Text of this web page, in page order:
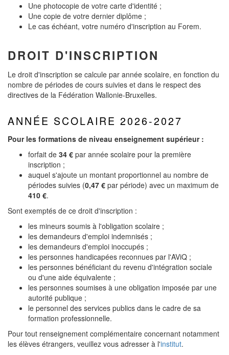
Une photocopie de votre carte d'identité ;
Une copie de votre dernier diplôme ;
Le cas échéant, votre numéro d'inscription au Forem.
DROIT D'INSCRIPTION
Le droit d'inscription se calcule par année scolaire, en fonction du
nombre de périodes de cours suivies et dans le respect des
directives de la Fédération Wallonie-Bruxelles.
ANNÉE SCOLAIRE 2026-2027
Pour les formations de niveau enseignement supérieur :
forfait de 34 € par année scolaire pour la première
inscription ;
auquel s'ajoute un montant proportionnel au nombre de
périodes suivies (0,47 € par période) avec un maximum de
410 €.
Sont exemptés de ce droit d'inscription :
les mineurs soumis à l'obligation scolaire ;
les demandeurs d'emploi indemnisés ;
les demandeurs d'emploi inoccupés ;
les personnes handicapées reconnues par l'AViQ ;
les personnes bénéficiant du revenu d'intégration sociale
ou d'une aide équivalente ;
les personnes soumises à une obligation imposée par une
autorité publique ;
le personnel des services publics dans le cadre de sa
formation professionnelle.
Pour tout renseignement complémentaire concernant notamment
les élèves étrangers, veuillez vous adresser à l'institut.